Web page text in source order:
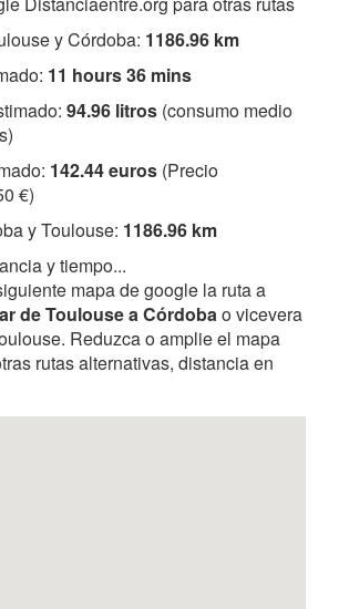
y Córdoba: 1186.96 km
11 hours 36 mins
94.96 litros (consumo medio
142.44 euros (Precio
€)
y Toulouse: 1186.96 km
y tiempo...
mapa de google la ruta a
de Toulouse a Córdobao vicevera
Reduzca o amplie el mapa
rutas alternativas, distancia en